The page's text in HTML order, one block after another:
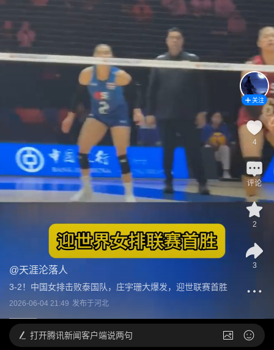
@天涯沦落人
3-2！中国女排击败泰国队，庄宇珊大爆发，迎世联赛首胜
2026-06-04 21:49 发布于河北
关注
4
评论
2
3
打开腾讯新闻客户端说两句